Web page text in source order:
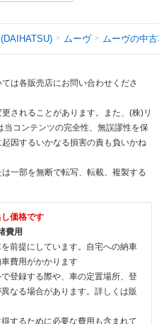
ムーヴ ムーヴの中
は各販売店にお問い合わせくださ
されることがあります。また、(株)リ
コンテンツの完全性、無誤謬性を保
因するいかなる損害の責も負いかね
一部を無断で転写、転載、複製する
価格です
費用
前提にしています。自宅への納車
費用がかかります
登録する際や、車の定置場所、登
なる場合があります。詳しくは販
するために必要な費用も含まれて